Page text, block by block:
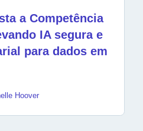
a Competência
IA segura e
para dados em
Hoover